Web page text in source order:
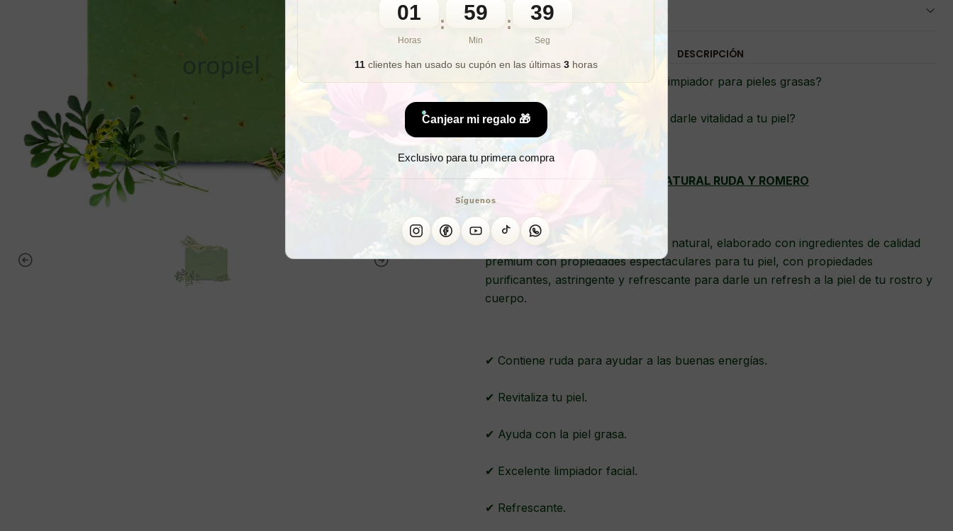
01
Horas
: 59
Min
: 37
Seg
11clientes han usado su cupón en las últimas 3horas
Canjear mi regalo 🎁
Exclusivo para tu primera compra
Síguenos
🎁 Lo quiero para regalo
DESCRIPCIÓN
¿Buscas un limpiador para pieles grasas?
¿Deseas darle vitalidad a tu piel?
JABÓN NATURAL RUDA Y ROMERO
Exclusivo jabón de ruda y romero natural, elaborado con ingredientes de calidad
premium con propiedades espectaculares para tu piel, con propiedades
purificantes, astringente y refrescante para darle un refresh a la piel de tu rostro y
cuerpo.
✔ Contiene ruda para ayudar a las buenas energías.
✔ Revitaliza tu piel.
✔ Ayuda con la piel grasa.
✔ Excelente limpiador facial.
✔ Refrescante.